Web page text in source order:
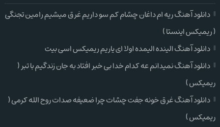
دانلود آهنگ ریه ام داغان چشام کم سو داریم غرق میشیم رامین تجنگی
( ریمیکس اینستا )
دانلود آهنگ الینده الیمده اولا ای یاریم ریمیکس اسی بیت
دانلود آهنگ نمیدانم عه کدام خدا بی خبر افتاد به جان زندگیم با تبر (
ریمیکس )
دانلود آهنگ غرق خونه جفت چشات چرا ضعیفه صدات روح الله کرمی (
ریمیکس )